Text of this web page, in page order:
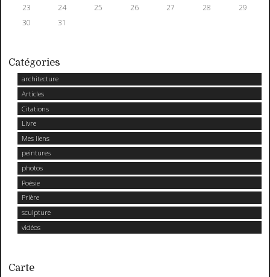
23
24 25 26 27 28
29
30
31
Catégories
architecture
Articles
Citations
Livre
Mes liens
peintures
photos
Poésie
Prière
sculpture
vidéos
Carte